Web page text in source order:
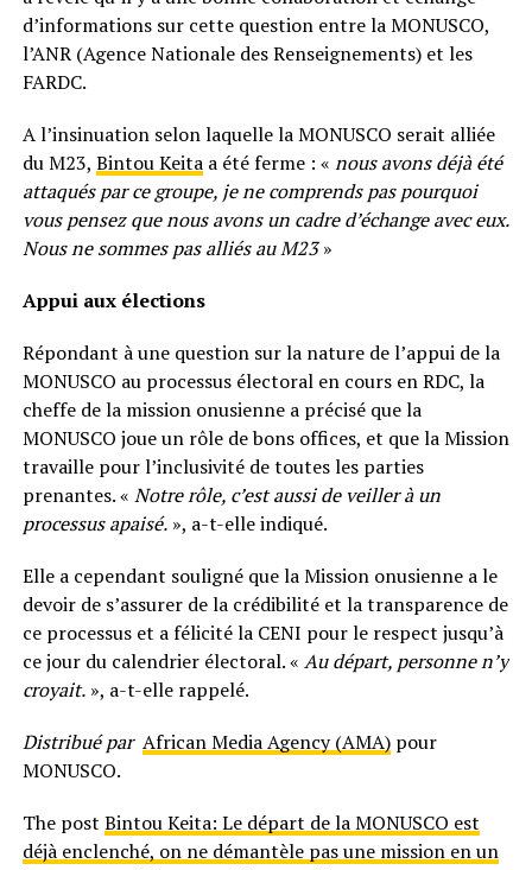
d’informations sur cette question entre la MONUSCO,
l’ANR (Agence Nationale des Renseignements) et les
FARDC.
A l’insinuation selon laquelle la MONUSCO serait alliée
du M23, Bintou Keitaa été ferme : « nous avons déjà été
attaqués par ce groupe, je ne comprends pas pourquoi
vous pensez que nous avons un cadre d’échange avec eux.
Nous ne sommes pas alliés au M23»
Appui aux élections
Répondant à une question sur la nature de l’appui de la
MONUSCO au processus électoral en cours en RDC, la
cheffe de la mission onusienne a précisé que la
MONUSCO joue un rôle de bons offices, et que la Mission
travaille pour l’inclusivité de toutes les parties
prenantes. « Notre rôle, c’est aussi de veiller à un
processus apaisé.», a-t-elle indiqué.
Elle a cependant souligné que la Mission onusienne a le
devoir de s’assurer de la crédibilité et la transparence de
ce processus et a félicité la CENI pour le respect jusqu’à
ce jour du calendrier électoral. « Au départ, personne n’y
croyait.», a-t-elle rappelé.
Distribué par African Media Agency (AMA) pour
MONUSCO.
The post Bintou Keita: Le départ de la MONUSCO est
déjà enclenché, on ne démantèle pas une mission en un